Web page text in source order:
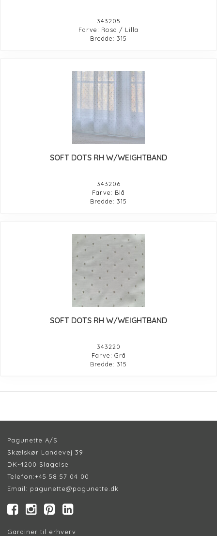
343205
Farve: Rosa / Lilla
Bredde: 315
SOFT DOTS RH W/WEIGHTBAND
343206
Farve: Blå
Bredde: 315
SOFT DOTS RH W/WEIGHTBAND
343220
Farve: Grå
Bredde: 315
Pagunette A/S
Skælskør Landevej 39
DK-4200 Slagelse
Telefon:+45 58 57 04 00
Email: pagunette@pagunette.dk
Gardiner til erhverv